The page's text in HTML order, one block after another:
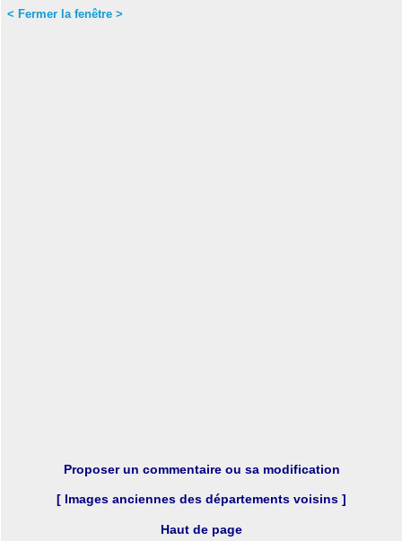
< Fermer la fenêtre >
Proposer un commentaire ou sa modification
[ Images anciennes des départements voisins ]
Haut de page